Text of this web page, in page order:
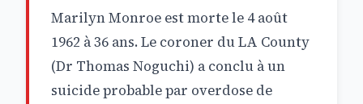
Marilyn Monroe est morte le 4 août
1962 à 36 ans. Le coroner du LA County
(Dr Thomas Noguchi) a conclu à un
suicide probable par overdose de